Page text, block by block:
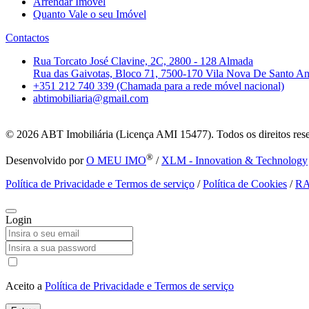
Quanto Vale o seu Imóvel
Contactos
Rua Torcato José Clavine, 2C, 2800 - 128 Almada
Rua das Gaivotas, Bloco 71, 7500-170 Vila Nova De Santo
+351 212 740 339 (Chamada para a rede móvel nacional)
abtimobiliaria@gmail.com
© 2026 ABT Imobiliária (Licença AMI 15477). Todos os direitos
Desenvolvido porO MEU IMO® / XLM - Innovation & Technology
Política de Privacidade e Termos de serviço /Política de Cookies /
Login
Aceito a Política de Privacidade e Termos de serviço